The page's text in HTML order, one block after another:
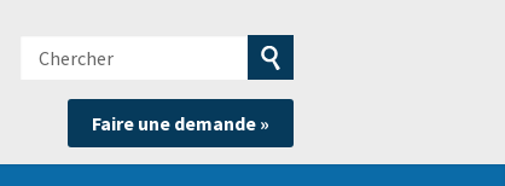
Chercher
Soumettre
la
recherche
Faire une demande »